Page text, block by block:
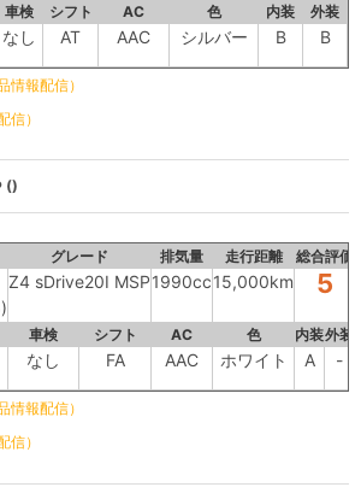
車検 シフト AC 色 内装 外装
なし AT AAC シルバー B B
情報配信）
信）
()
グレード 排気量 走行距離 総合評価
Z4 sDrive20I MSP1990cc15,000km 5
車検 シフト AC 色 内装外装
なし FA AAC ホワイト A -
情報配信）
信）